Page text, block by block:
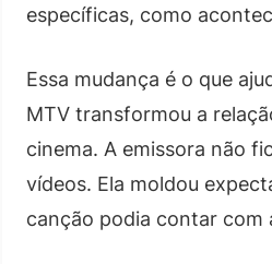
específicas, como
Essa mudança é o que
MTV transformou a
cinema. A emissora não
vídeos. Ela moldou
canção podia contar com